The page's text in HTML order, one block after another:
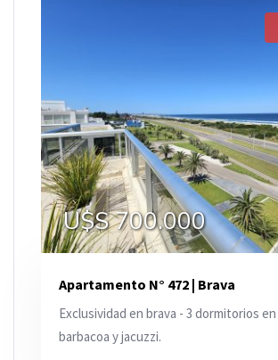
U$S 700.000
Apartamento N° 472 | Brava
Exclusividad en brava - 3 dormitorios
barbacoa y jacuzzi.